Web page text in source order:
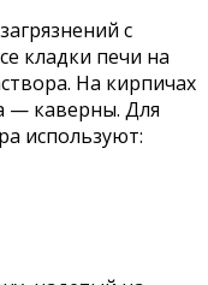
с
кладки печи на
На кирпичах
— каверны. Для
используют: